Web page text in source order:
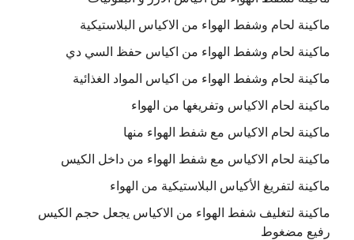
ماكينة لحام وشفط الهواء من الاكياس البلاستيكية
ماكينة لحام وشفط الهواء من اكياس حفظ السي دي
ماكينة لحام وشفط الهواء من اكياس المواد الغذائية
ماكينة لحام الاكياس وتفريغها من الهواء
ماكينة لحام الاكياس مع شفط الهواء منها
ماكينة لحام الاكياس مع شفط الهواء من داخل الكيس
ماكينة لتفريغ الأكياس البلاستيكية من الهواء
ماكينة لتغليف شفط الهواء من الاكياس يجعل حجم الكيس
رفيع مضغوط